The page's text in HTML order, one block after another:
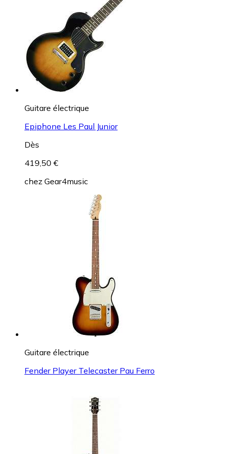
Guitare électrique
Epiphone Les Paul Junior
Dès
419,50 €
chez Gear4music
Guitare électrique
Fender Player Telecaster Pau Ferro